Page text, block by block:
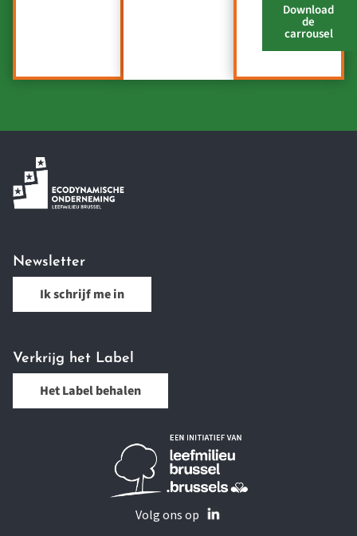
Download
de
carrousel
Newsletter
Ik schrijf me in
Verkrijg het Label
Het Label behalen
Volg ons op